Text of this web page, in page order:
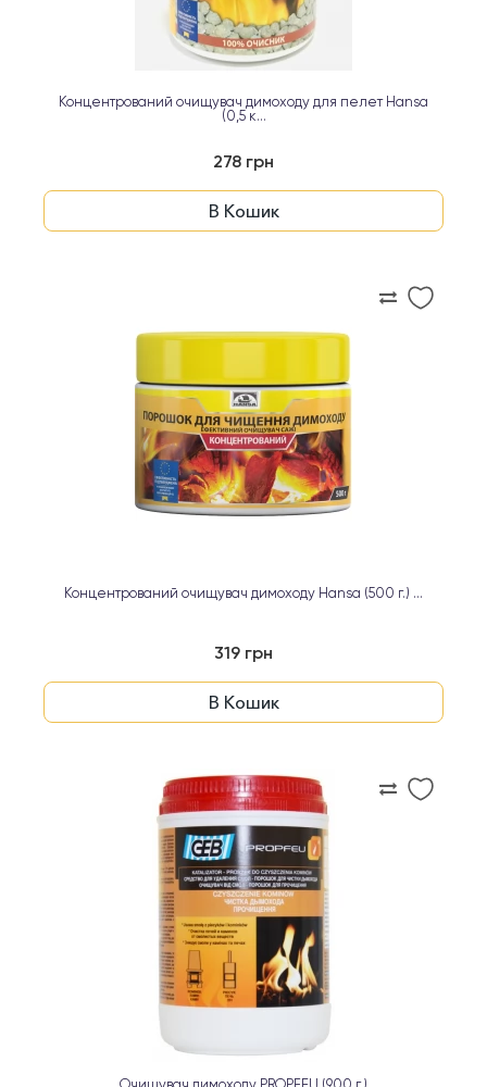
Концентрований очищувач димоходу для пелет Hansa
(0,5 к...
278 грн
В Кошик
Концентрований очищувач димоходу Hansa (500 г.) ...
319 грн
В Кошик